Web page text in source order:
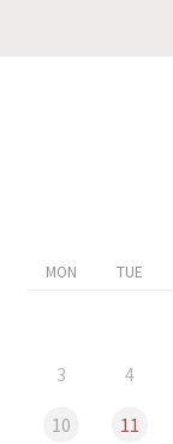
MON TUE
3 4
10 11